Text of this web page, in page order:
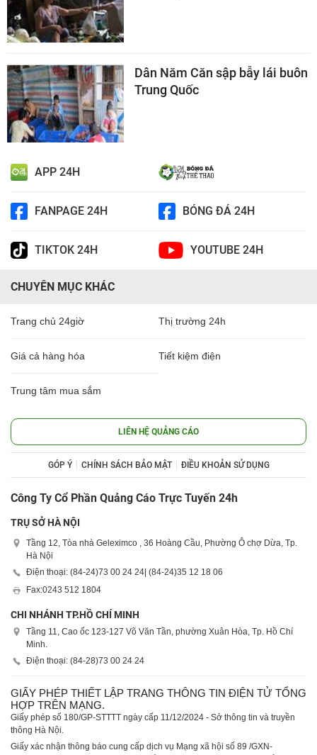
Dân Năm Căn sập bẫy lái buôn
Trung Quốc
APP 24H
FANPAGE 24H BÓNG ĐÁ 24H
TIKTOK 24H YOUTUBE 24H
CHUYÊN MỤC KHÁC
Trang chủ 24giờ Thị trường 24h
Giá cả hàng hóa Tiết kiệm điện
Trung tâm mua sắm
LIÊN HỆ QUẢNG CÁO
GÓP Ý CHÍNH SÁCH BẢO MẬT ĐIỀU KHOẢN SỬ DỤNG
Công Ty Cổ Phần Quảng Cáo Trực Tuyến 24h
TRỤ SỞ HÀ NỘI
Tầng 12, Tòa nhà Geleximco , 36 Hoàng Cầu, Phường Ô chợ Dừa, Tp.
Hà Nội
Điện thoại: (84-24)73 00 24 24 | (84-24)35 12 18 06
Fax:0243 512 1804
CHI NHÁNH TP.HỒ CHÍ MINH
Tầng 11, Cao ốc 123-127 Võ Văn Tần, phường Xuân Hòa, Tp. Hồ Chí
Minh.
Điện thoại: (84-28)73 00 24 24
GIẤY PHÉP THIẾT LẬP TRANG THÔNG TIN ĐIỆN TỬ TỔNG
HỢP TRÊN MẠNG.
Giấy phép số 180/GP-STTTT ngày cấp 11/12/2024 - Sở thông tin và truyền
thông Hà Nội.
Giấy xác nhận thông báo cung cấp dịch vụ Mạng xã hội số 89 /GXN-